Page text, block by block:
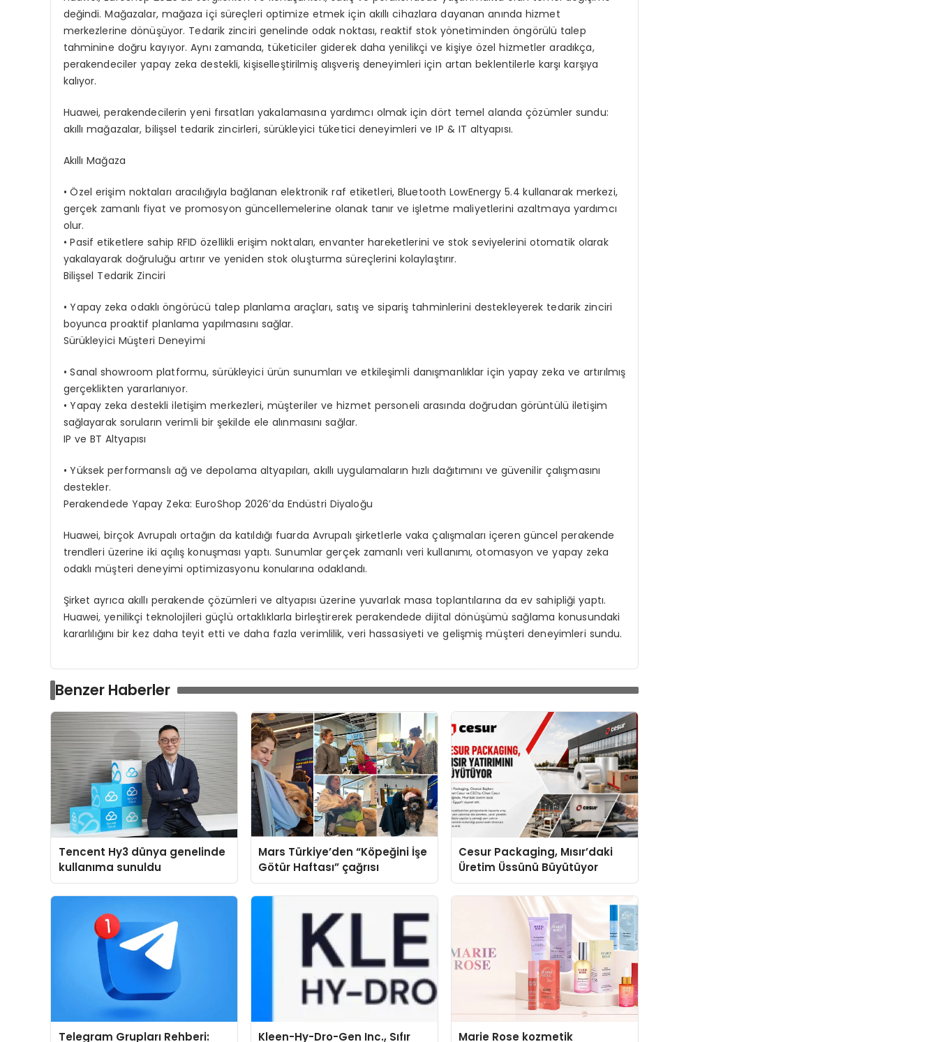
değindi. Mağazalar, mağaza içi süreçleri optimize etmek için akıllı cihazlara dayanan anında hizmet
merkezlerine dönüşüyor. Tedarik zinciri genelinde odak noktası, reaktif stok yönetiminden öngörülü talep
tahminine doğru kayıyor. Aynı zamanda, tüketiciler giderek daha yenilikçi ve kişiye özel hizmetler aradıkça,
perakendeciler yapay zeka destekli, kişiselleştirilmiş alışveriş deneyimleri için artan beklentilerle karşı karşıya
kalıyor.
Huawei, perakendecilerin yeni fırsatları yakalamasına yardımcı olmak için dört temel alanda çözümler sundu:
akıllı mağazalar, bilişsel tedarik zincirleri, sürükleyici tüketici deneyimleri ve IP & IT altyapısı.
Akıllı Mağaza
•Özel erişim noktaları aracılığıyla bağlanan elektronik raf etiketleri, Bluetooth LowEnergy 5.4 kullanarak merkezi,
gerçek zamanlı fiyat ve promosyon güncellemelerine olanak tanır ve işletme maliyetlerini azaltmaya yardımcı
olur.
•Pasif etiketlere sahip RFID özellikli erişim noktaları, envanter hareketlerini ve stok seviyelerini otomatik olarak
yakalayarak doğruluğu artırır ve yeniden stok oluşturma süreçlerini kolaylaştırır.
Bilişsel Tedarik Zinciri
•Yapay zeka odaklı öngörücü talep planlama araçları, satış ve sipariş tahminlerini destekleyerek tedarik zinciri
boyunca proaktif planlama yapılmasını sağlar.
Sürükleyici Müşteri Deneyimi
•Sanal showroom platformu, sürükleyici ürün sunumları ve etkileşimli danışmanlıklar için yapay zeka ve artırılmış
gerçeklikten yararlanıyor.
•Yapay zeka destekli iletişim merkezleri, müşteriler ve hizmet personeli arasında doğrudan görüntülü iletişim
sağlayarak soruların verimli bir şekilde ele alınmasını sağlar.
IP ve BT Altyapısı
•Yüksek performanslı ağ ve depolama altyapıları, akıllı uygulamaların hızlı dağıtımını ve güvenilir çalışmasını
destekler.
Perakendede Yapay Zeka: EuroShop 2026’da Endüstri Diyaloğu
Huawei, birçok Avrupalı ortağın da katıldığı fuarda Avrupalı şirketlerle vaka çalışmaları içeren güncel perakende
trendleri üzerine iki açılış konuşması yaptı. Sunumlar gerçek zamanlı veri kullanımı, otomasyon ve yapay zeka
odaklı müşteri deneyimi optimizasyonu konularına odaklandı.
Şirket ayrıca akıllı perakende çözümleri ve altyapısı üzerine yuvarlak masa toplantılarına da ev sahipliği yaptı.
Huawei, yenilikçi teknolojileri güçlü ortaklıklarla birleştirerek perakendede dijital dönüşümü sağlama konusundaki
kararlılığını bir kez daha teyit etti ve daha fazla verimlilik, veri hassasiyeti ve gelişmiş müşteri deneyimleri sundu.
Benzer Haberler
Tencent Hy3 dünya genelinde
kullanıma sunuldu
Mars Türkiye’den “Köpeğini İşe
Götür Haftası” çağrısı
Cesur Packaging, Mısır’daki
Üretim Üssünü Büyütüyor
Telegram Grupları Rehberi: Kleen-Hy-Dro-Gen Inc., Sıfır Marie Rose kozmetik